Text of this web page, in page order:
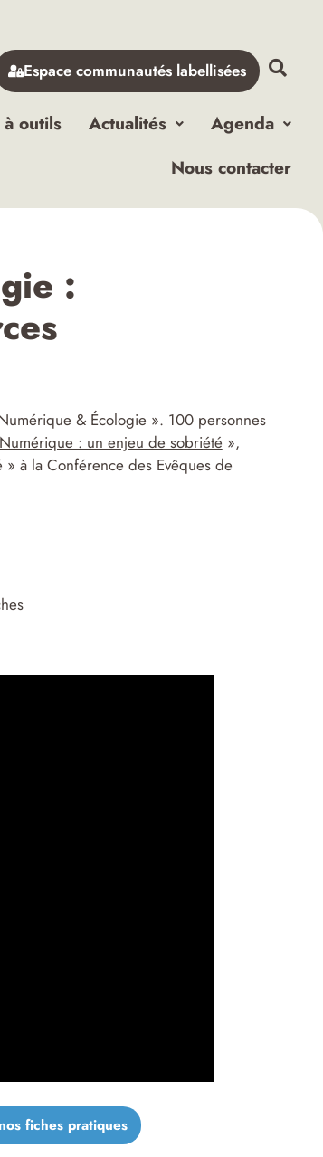
Espace communautés labellisées
outils Actualités
Agenda
Nous contacter
:
& Écologie ». 100 personnes
Numérique : un enjeu de sobriété »,
» à la Conférence des Evêques de
fiches pratiques